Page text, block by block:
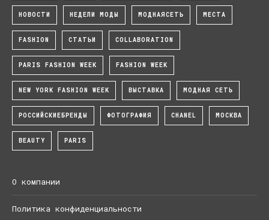
НОВОСТИ НЕДЕЛИ МОДЫ МОДНАЯСЕТЬ МЕСТА
FASHION СТАТЬИ COLLABORATION
PARIS FASHION WEEK FASHION WEEK
NEW YORK FASHION WEEK ВЫСТАВКА МОДНАЯ СЕТЬ
РОССИЙСКИЕБРЕНДЫ ФОТОГРАФИЯ CHANEL МОСКВА
BEAUTY PARIS
О компании
Политика конфиденциальности